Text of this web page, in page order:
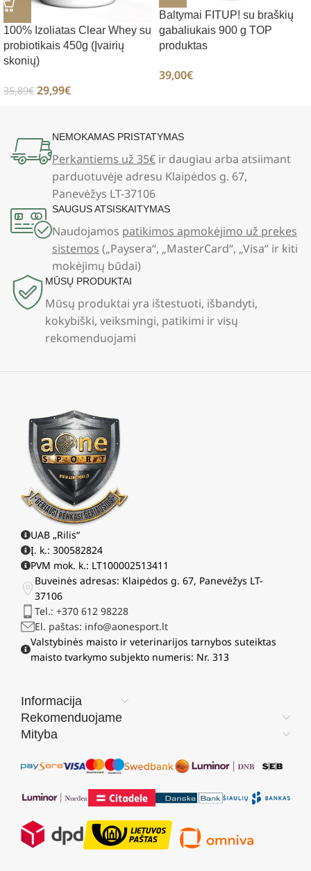
100% Izoliatas Clear Whey su
probiotikais 450g (Įvairių
skonių)
35,89€ 29,99€
Baltymai FITUP! su braškių
gabaliukais 900 g TOP
produktas
39,00€
NEMOKAMAS PRISTATYMAS
Perkantiems už 35€ ir daugiau arba atsiimant
parduotuvėje adresu Klaipėdos g. 67,
Panevėžys LT-37106
SAUGUS ATSISKAITYMAS
Naudojamos patikimos apmokėjimo už prekes
sistemos („Paysera“, „MasterCard“, „Visa“ ir kiti
mokėjimų būdai)
MŪSŲ PRODUKTAI
Mūsų produktai yra ištestuoti, išbandyti,
kokybiški, veiksmingi, patikimi ir visų
rekomenduojami
UAB „Rilis“
Į. k.: 300582824
PVM mok. k.: LT100002513411
Buveinės adresas: Klaipėdos g. 67, Panevėžys LT-
37106
Tel.: +370 612 98228
El. paštas: info@aonesport.lt
Valstybinės maisto ir veterinarijos tarnybos suteiktas
maisto tvarkymo subjekto numeris: Nr. 313
Informacija
Rekomenduojame
Mityba